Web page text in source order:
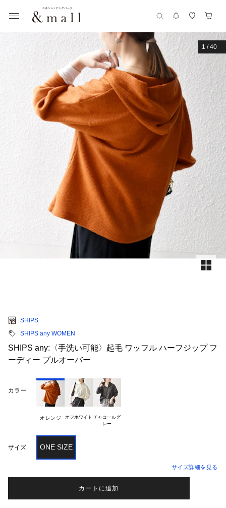
1 /40
SHIPS
SHIPS any WOMEN
SHIPS any:〈手洗い可能〉起毛 ワッフル ハーフジップ フ
ーディー プルオーバー
カラー
オレンジ オフホワイト チャコールグ
サイズ ONE SIZE
サイズ詳細を見る
カートに追加